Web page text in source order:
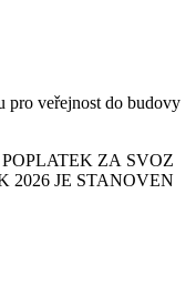
pro veřejnost do budovy
ZA SVOZ
2026 JE STANOVEN